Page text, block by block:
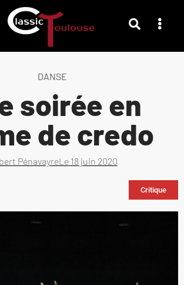
DANSE
soirée en
de credo
PénavayreLe 18 juin 2020
Critique